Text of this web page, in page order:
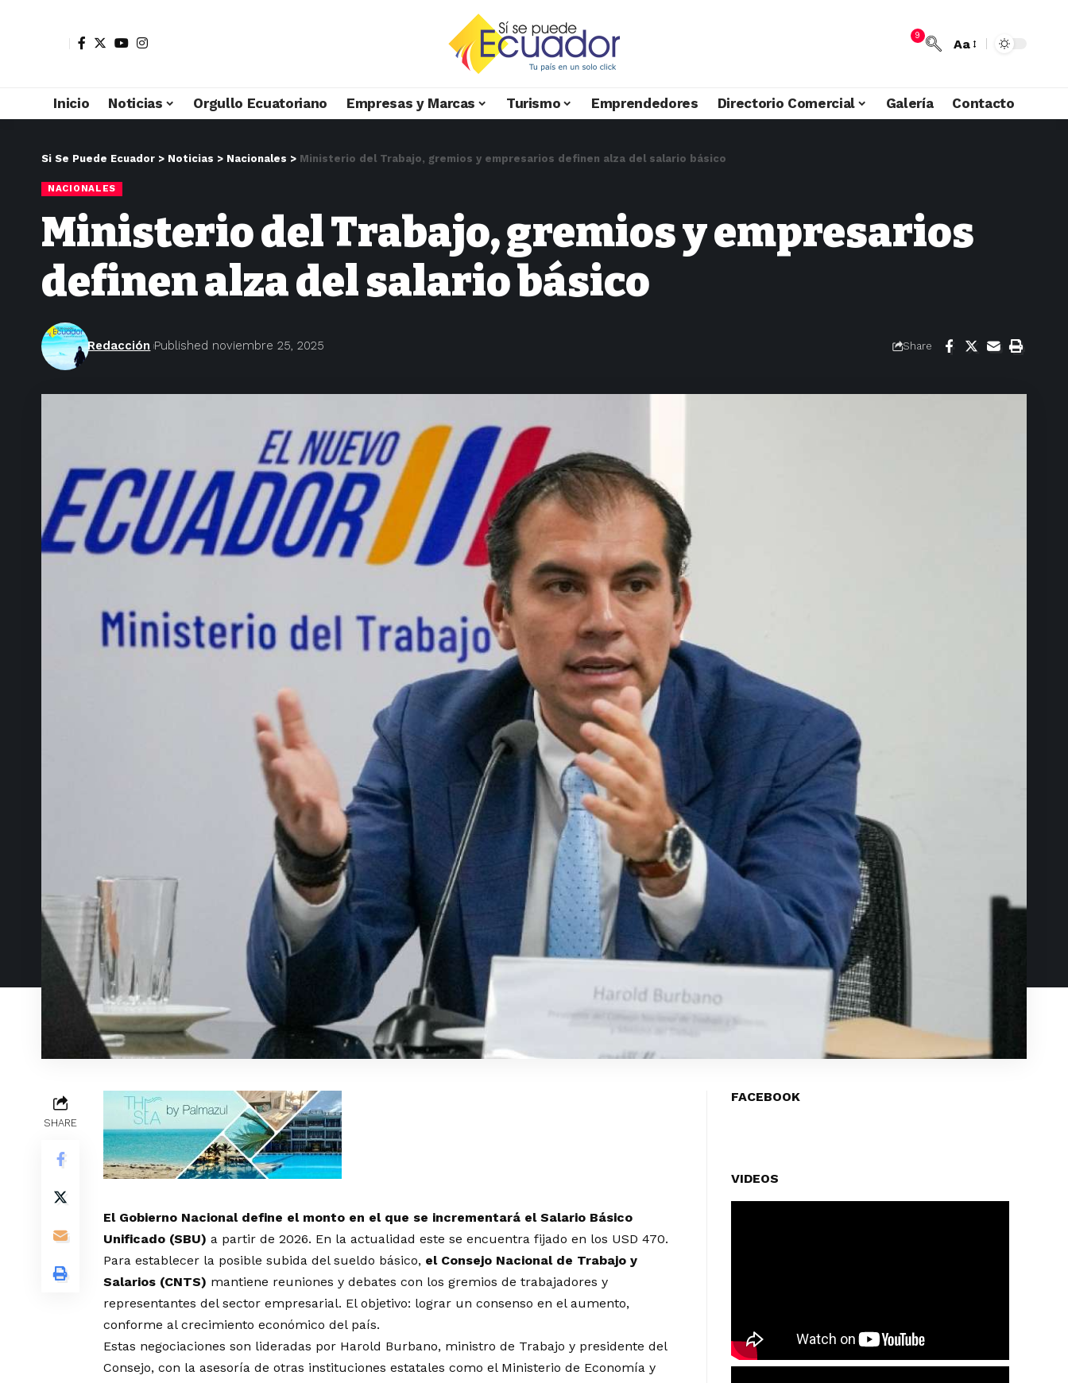
9
Aa
Inicio Noticias Orgullo Ecuatoriano Empresas y Marcas Turismo Emprendedores Directorio Comercial Galería Contacto
Si Se Puede Ecuador > Noticias > Nacionales > Ministerio del Trabajo, gremios y empresarios definen alza del salario básico
NACIONALES
Ministerio del Trabajo, gremios y empresarios
definen alza del salario básico
Redacción Published noviembre 25, 2025 Share
SHARE
El Gobierno Nacional define el monto en el que se incrementará el Salario Básico
Unificado (SBU) a partir de 2026. En la actualidad este se encuentra fijado en los USD 470.
Para establecer la posible subida del sueldo básico, el Consejo Nacional de Trabajo y
Salarios (CNTS) mantiene reuniones y debates con los gremios de trabajadores y
representantes del sector empresarial. El objetivo: lograr un consenso en el aumento,
conforme al crecimiento económico del país.
Estas negociaciones son lideradas por Harold Burbano, ministro de Trabajo y presidente del
Consejo, con la asesoría de otras instituciones estatales como el Ministerio de Economía y
FACEBOOK
VIDEOS